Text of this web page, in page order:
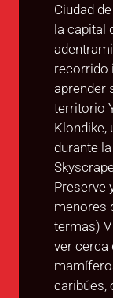
Ciudad
la capital
recorrido
aprender
territorio
Klondike,
durante
Preserve
menores
termas)
ver cerca
caribúes,